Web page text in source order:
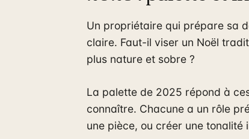
Un propriétaire qui prépare sa
claire. Faut-il viser un Noël
plus nature et sobre ?
La palette de 2025 répond à
connaître. Chacune a un rôle
une pièce, ou créer une tonalité